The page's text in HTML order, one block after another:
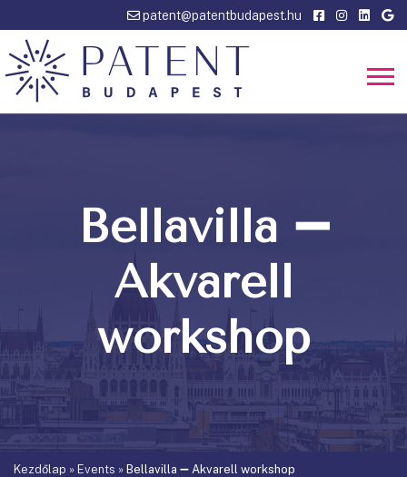
patent@patentbudapest.hu
Bellavilla ➖
Akvarell
workshop
Kezdőlap » Events » Bellavilla ➖ Akvarell workshop